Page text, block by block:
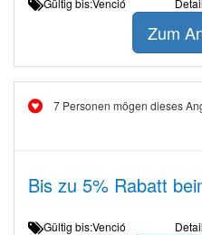
Gültig bis:Venció
Zum
7 Personen mögen dieses
Bis zu 5% Rabatt
Gültig bis:Venció